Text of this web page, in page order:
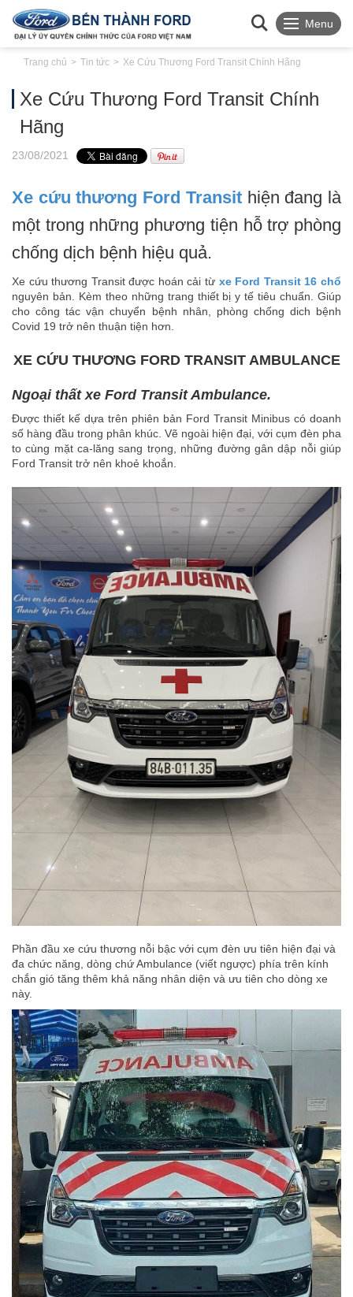
Menu
Trang chủ Tin tức Xe Cứu Thương Ford Transit Chính Hãng
Xe Cứu Thương Ford Transit Chính
Hãng
23/08/2021
Xe cứu thương Ford Transit hiện đang là
một trong những phương tiện hỗ trợ phòng
chống dịch bệnh hiệu quả.
Xe cứu thương Transit được hoán cải từ xe Ford Transit 16 chổ
nguyên bản. Kèm theo những trang thiết bị y tế tiêu chuẩn. Giúp
cho công tác vận chuyển bệnh nhân, phòng chống dich bệnh
Covid 19 trở nên thuận tiện hơn.
XE CỨU THƯƠNG FORD TRANSIT AMBULANCE
Ngoại thất xe Ford Transit Ambulance.
Được thiết kế dựa trên phiên bản Ford Transit Minibus có doanh
số hàng đầu trong phân khúc. Vẽ ngoài hiện đại, với cụm đèn pha
to cùng mặt ca-lăng sang trọng, những đường gân dập nỗi giúp
Ford Transit trở nên khoẻ khoắn.
Phần đầu xe cứu thương nỗi bậc với cụm đèn ưu tiên hiện đại và
đa chức năng, dòng chứ Ambulance (viết ngược) phía trên kính
chắn gió tăng thêm khả năng nhân diện và ưu tiên cho dòng xe
này.